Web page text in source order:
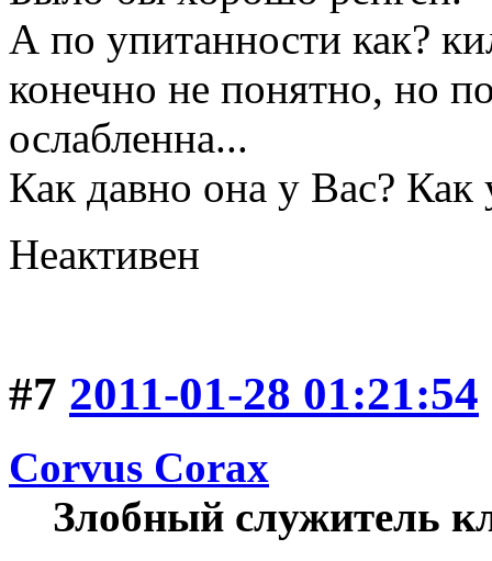
А по упитанности как?
конечно не понятно, но
ослабленна...
Как давно она у Вас? Как
Неактивен
#7 2011-01-28 01:21:54
Corvus Corax
Злобный служитель